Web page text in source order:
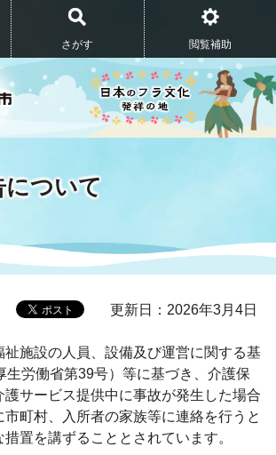
さがす 閲覧補助
について
更新日：2026年3月4日
祉施設の人員、設備及び運営に関する基
生労働省第39号）等に基づき、介護保
護サービス提供中に事故が発生した場合
市町村、入所者の家族等に連絡を行うと
置を講ずることとされています。